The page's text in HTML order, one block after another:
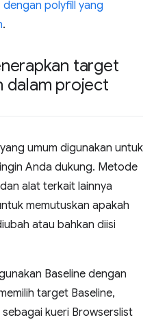
polyfill yang
.
target
dalam project
umum digunakan untuk
Anda dukung. Metode
alat terkait lainnya
memutuskan apakah
atau bahkan diisi
Baseline dengan
target Baseline,
kueri Browserslist